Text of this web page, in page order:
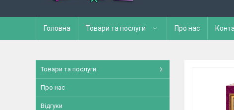
Головна Товари та послуги Про нас
Товари та послуги
Про нас
Відгуки